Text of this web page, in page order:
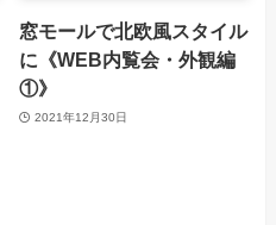
窓モールで北欧風スタイル
に《WEB内覧会・外観編
①》
2021年12月30日